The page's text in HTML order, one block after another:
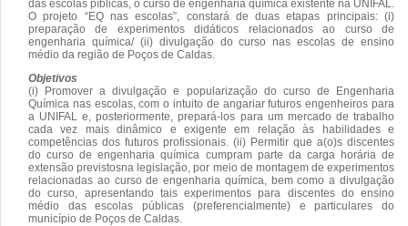
das escolas píblicas, o curso de engenharia química existente na UNIFAL.
O projeto “EQ nas escolas”, constará de duas etapas principais: (i)
preparação de experimentos didáticos relacionados ao curso de
engenharia química/ (ii) divulgação do curso nas escolas de ensino
médio da região de Poços de Caldas.
Objetivos
(i) Promover a divulgação e popularização do curso de Engenharia
Química nas escolas, com o intuito de angariar futuros engenheiros para
a UNIFAL e, posteriormente, prepará-los para um mercado de trabalho
cada vez mais dinâmico e exigente em relação às habilidades e
competências dos futuros profissionais. (ii) Permitir que a(o)s discentes
do curso de engenharia química cumpram parte da carga horária de
extensão previstosna legislação, por meio de montagem de experimentos
relacionadas ao curso de engenharia química, bem como a divulgação
do curso, apresentando tais experimentos para discentes do ensino
médio das escolas públicas (preferencialmente) e particulares do
município de Poços de Caldas.